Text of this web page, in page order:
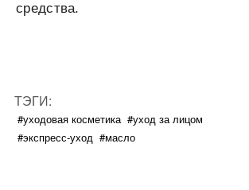
средства.
ТЭГИ:
#уходовая косметика #уход за лицом
#экспресс-уход #масло